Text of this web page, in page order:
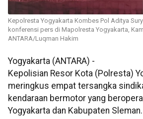
Kepolresta Yogyakarta Kombes Pol Aditya
konferensi pers di Mapolresta Yogyakarta,
ANTARA/Luqman Hakim
Yogyakarta (ANTARA) -
Kepolisian Resor Kota (Polresta)
meringkus empat tersangka
kendaraan bermotor yang
Yogyakarta dan Kabupaten Sleman.